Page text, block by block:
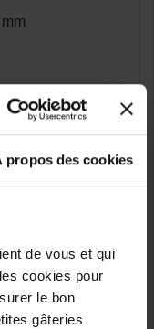
propos des cookies
de vous et qui
cookies pour
le bon
gâteries
du systeme
du marché, la
, polyvalente